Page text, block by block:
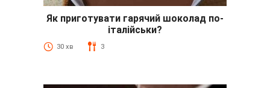
Як приготувати гарячий шоколад по-
італійськи?
30 хв 3